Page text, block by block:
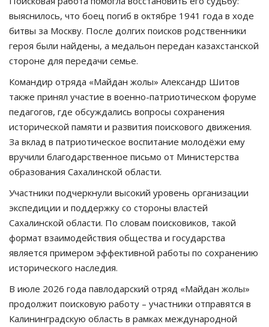
выяснилось, что боец погиб в октябре 1941 года в ходе
битвы за Москву. После долгих поисков родственники
героя были найдены, а медальон передан казахстанской
стороне для передачи семье.
Командир отряда «Майдан жолы» Александр Шитов
также принял участие в военно-патриотическом форуме
педагогов, где обсуждались вопросы сохранения
исторической памяти и развития поискового движения.
За вклад в патриотическое воспитание молодёжи ему
вручили благодарственное письмо от Министерства
образования Сахалинской области.
Участники подчеркнули высокий уровень организации
экспедиции и поддержку со стороны властей
Сахалинской области. По словам поисковиков, такой
формат взаимодействия общества и государства
является примером эффективной работы по сохранению
исторического наследия.
В июле 2026 года павлодарский отряд «Майдан жолы»
продолжит поисковую работу – участники отправятся в
Калининградскую область в рамках международной